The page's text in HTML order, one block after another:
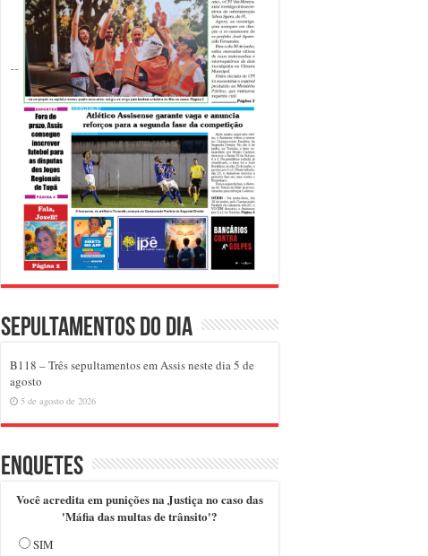
Sepultamentos do dia
B118 – Três sepultamentos em Assis neste dia 5 de
agosto
5 de agosto de 2026
Enquetes
Você acredita em punições na Justiça no caso das
'Máfia das multas de trânsito'?
SIM